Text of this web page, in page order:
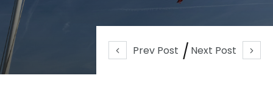
Prev Post Next Post